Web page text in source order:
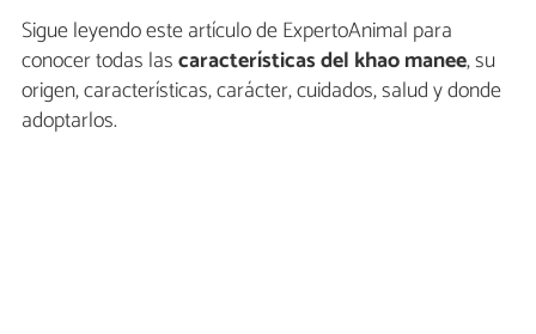
Sigue leyendo este artículo de ExpertoAnimal para
conocer todas lascaracterísticas del khao manee, su
origen, características, carácter, cuidados, salud y donde
adoptarlos.